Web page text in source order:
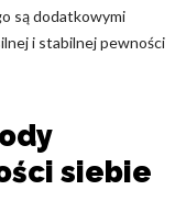
są dodatkowymi
i stabilnej pewności
siebie